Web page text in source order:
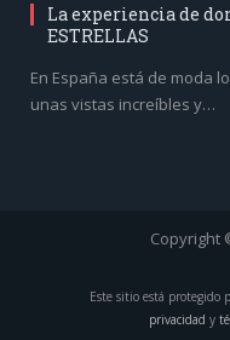
La experiencia de
ESTRELLAS
En España está de moda
unas vistas increíbles y…
Copyright
Este sitio está protegido
privacidad y